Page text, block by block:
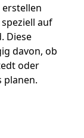
auf
Diese
davon, ob
oder
planen.